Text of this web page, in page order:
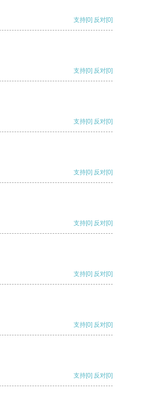
支持[0] 反对[0]
支持[0] 反对[0]
支持[0] 反对[0]
支持[0] 反对[0]
支持[0] 反对[0]
支持[0] 反对[0]
支持[0] 反对[0]
支持[0] 反对[0]